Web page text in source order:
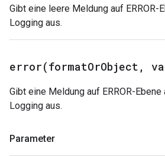
Gibt eine leere Meldung auf ERROR-
Logging aus.
error(formatOrObject ,
Gibt eine Meldung auf ERROR-
Logging aus.
Parameter